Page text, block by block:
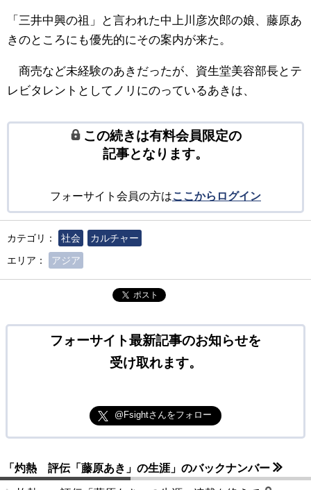
「三井中興の祖」と言われた中上川彦次郎の娘、藤原あ
きのところにも優先的にその案内が来た。
商売など未経験のあきだったが、資生堂美容部長とテ
レビタレントとしてノリにのっているあきは、
この続きは有料会員限定の
記事となります。
フォーサイト会員の方はここからログイン
カテゴリ： 社会
カルチャー
エリア：
アジア
ポスト
フォーサイト最新記事のお知らせを
受け取れます。
@Fsightさんをフォロー
「灼熱 評伝「藤原あき」の生涯」のバックナンバー